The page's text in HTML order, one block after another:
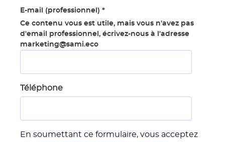
E-mail (professionnel) *
Ce contenu vous est utile, mais vous n'avez pas
d'email professionnel, écrivez-nous à l'adresse
marketing@sami.eco
Téléphone
En soumettant ce formulaire, vous acceptez